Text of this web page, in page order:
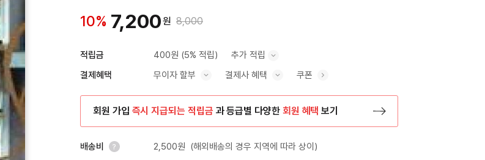
10% 7,200원 8,000
적립금 400원 (5% 적립) 추가 적립
결제혜택 무이자 할부 결제사 혜택 쿠폰
회원 가입 즉시 지급되는 적립금 과 등급별 다양한 회원 혜택 보기
배송비 2,500원 (해외배송의 경우 지역에 따라 상이)